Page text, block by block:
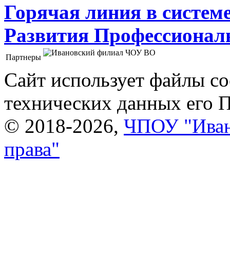
Горячая линия в
Развития
Партнеры
Сайт использует файлы
технических данных его
© 2018-2026, ЧПОУ
права"